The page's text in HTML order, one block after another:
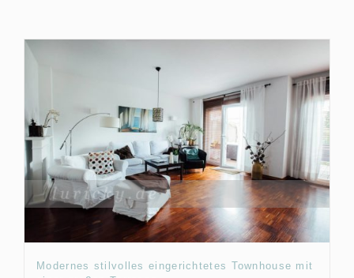
Modernes stilvolles eingerichtetes Townhouse mit